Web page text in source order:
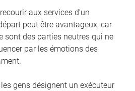
aux services d’un
peut être avantageux, car
sont des parties neutres qui ne
par les émotions des
les gens désignent un exécuteur